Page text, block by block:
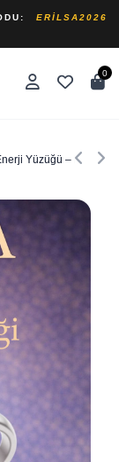
ERILSA2026
0
Yüzüğü – Ejderha